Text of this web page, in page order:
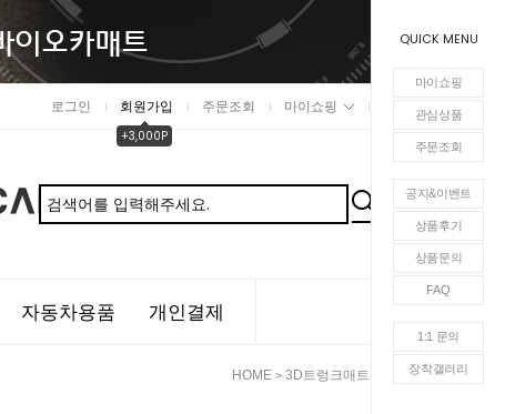
QUICK MENU
마이쇼핑
관심상품
주문조회
공지&이벤트
상품후기
상품문의
FAQ
1:1 문의
장착갤러리
로그인 회원가입
+3,000P
주문조회 마이쇼핑 장바구니
자동차용품 개인결제
HOME > 3D트렁크매트 르노삼성